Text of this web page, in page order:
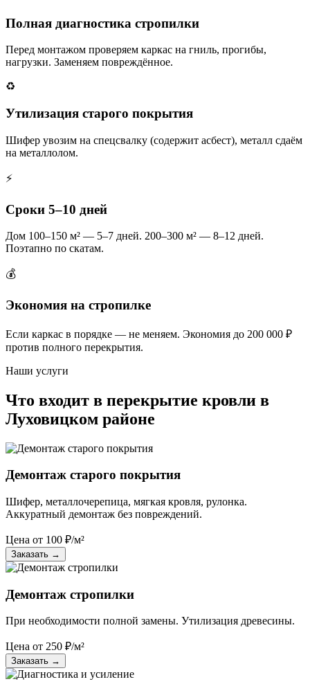
Полная диагностика стропилки
Перед монтажом проверяем каркас на гниль, прогибы,
нагрузки. Заменяем повреждённое.
♻️
Утилизация старого покрытия
Шифер увозим на спецсвалку (содержит асбест), металл сдаём
на металлолом.
⚡
Сроки 5–10 дней
Дом 100–150 м² — 5–7 дней. 200–300 м² — 8–12 дней.
Поэтапно по скатам.
💰
Экономия на стропилке
Если каркас в порядке — не меняем. Экономия до 200 000 ₽
против полного перекрытия.
Наши услуги
Что входит в перекрытие кровли в
Луховицком районе
Демонтаж старого покрытия
Шифер, металлочерепица, мягкая кровля, рулонка.
Аккуратный демонтаж без повреждений.
Цена от 100 ₽/м²
Заказать →
Демонтаж стропилки
При необходимости полной замены. Утилизация древесины.
Цена от 250 ₽/м²
Заказать →